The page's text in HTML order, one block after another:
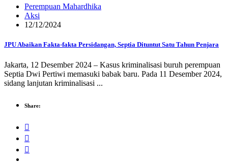
Perempuan Mahardhika
Aksi
12/12/2024
JPU Abaikan Fakta-fakta Persidangan, Septia Dituntut Satu Tahun Penjara
Jakarta, 12 Desember 2024 – Kasus kriminalisasi buruh perempuan
Septia Dwi Pertiwi memasuki babak baru. Pada 11 Desember 2024,
sidang lanjutan kriminalisasi ...
Share: